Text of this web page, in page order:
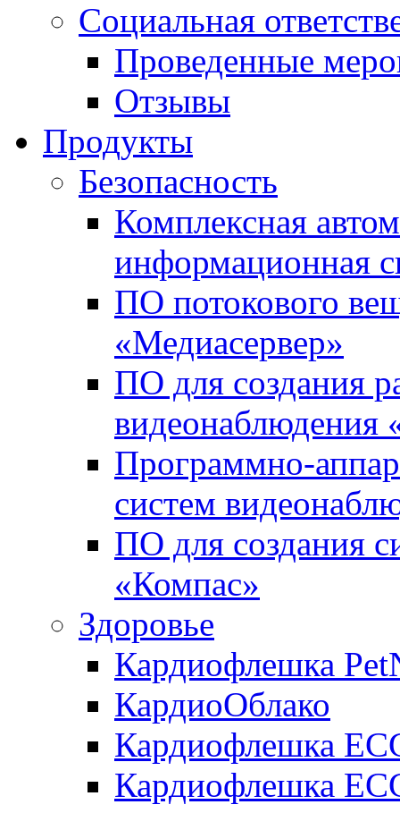
Социальная
Проведенные
Отзывы
Продукты
Безопасность
Комплексная
информационная
ПО потокового
«Медиасервер»
ПО для создания
видеонаблюдения
Программно-
систем
ПО для создания
«Компас»
Здоровье
Кардиофлешка
КардиоОблако
Кардиофлешка
Кардиофлешка